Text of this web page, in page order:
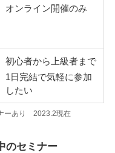
オンライン開催のみ
初心者から上級者まで
1日完結で気軽に参加
したい
ーあり 2023.2現在
のセミナー